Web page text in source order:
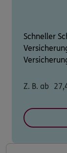
Schneller
Z. B. ab